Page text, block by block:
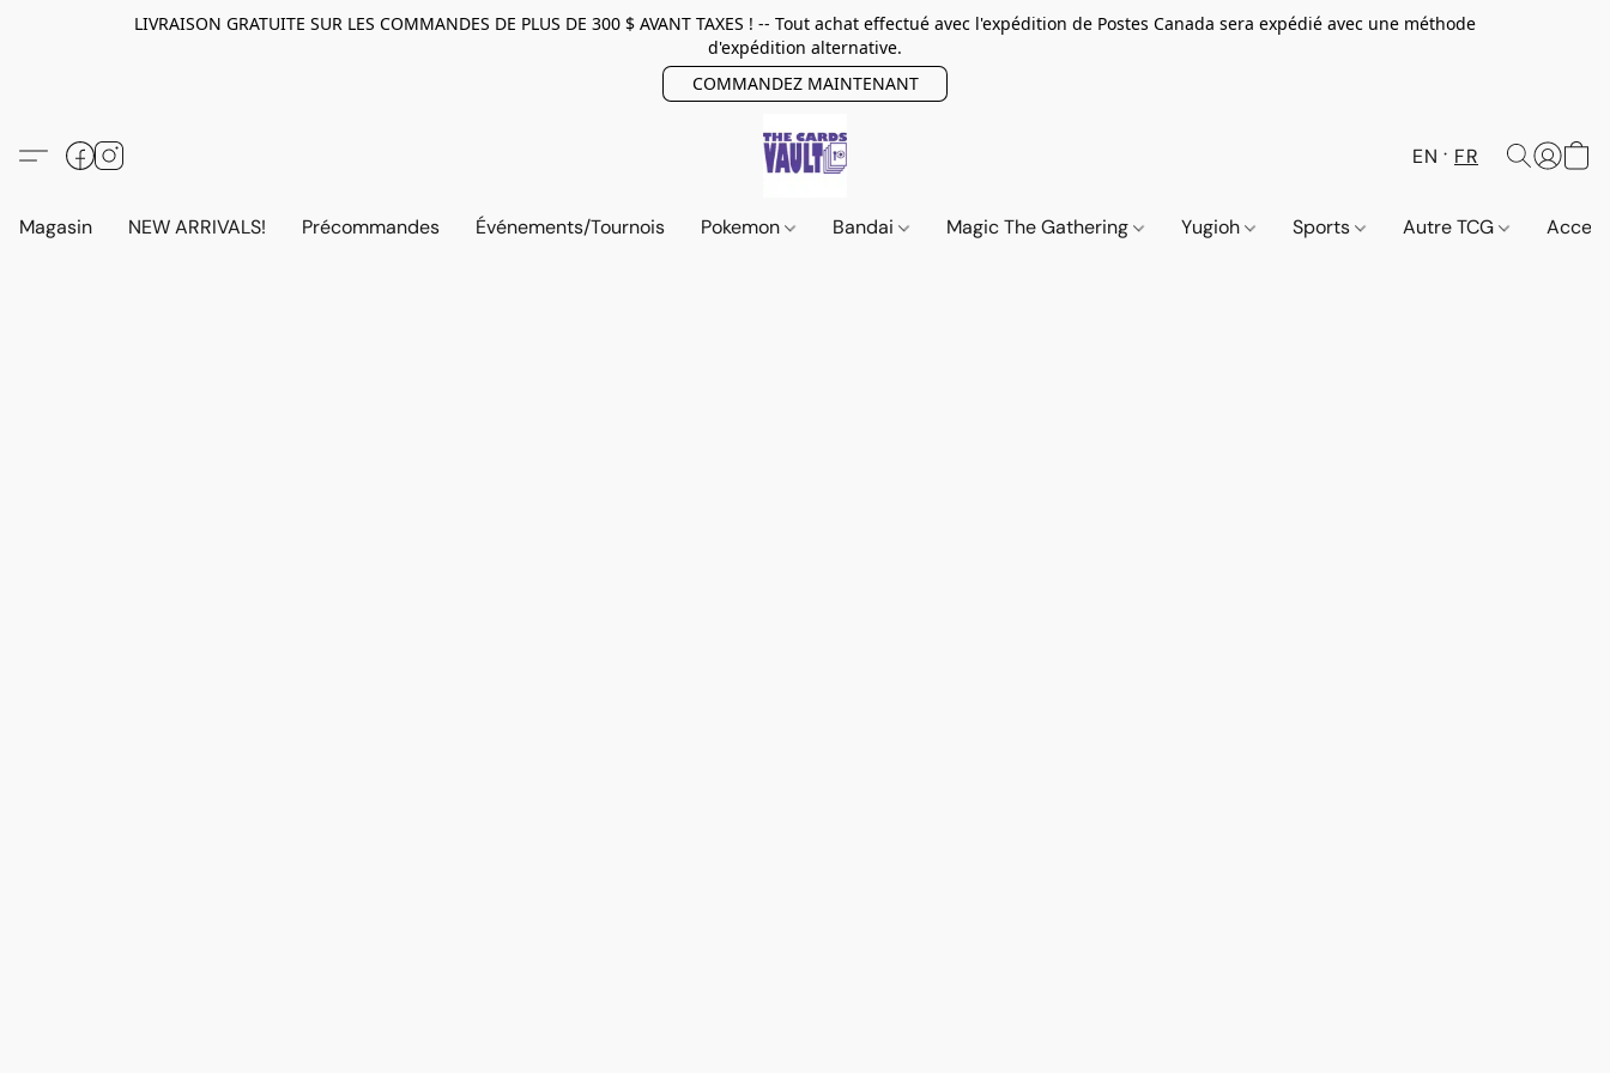
LIVRAISON GRATUITE SUR LES COMMANDES DE PLUS DE 300 $ AVANT TAXES ! -- Tout achat effectué avec l'expédition de Postes Canada sera expédié avec une méthode
d'expédition alternative.
COMMANDEZ MAINTENANT
EN FR
Magasin NEW ARRIVALS! Précommandes Événements/Tournois Pokemon Bandai Magic The Gathering Yugioh Sports Autre TCG